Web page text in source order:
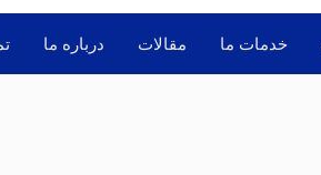
خدمات ما مقالات درباره ما